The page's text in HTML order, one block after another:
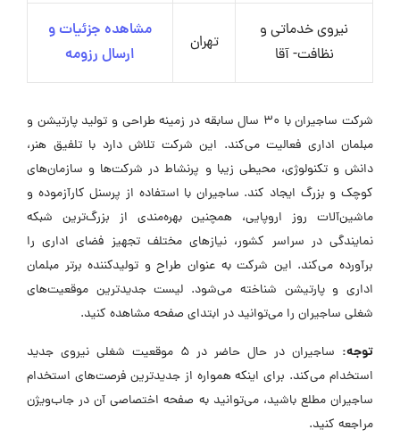
نیروی خدماتی و
نظافت- آقا
تهران
مشاهده جزئیات و
ارسال رزومه
شرکت ساجیران با ۳۰ سال سابقه در زمینه طراحی و تولید پارتیشن و
مبلمان اداری فعالیت می‌کند. این شرکت تلاش دارد با تلفیق هنر،
دانش و تکنولوژی، محیطی زیبا و پرنشاط در شرکت‌ها و سازمان‌های
کوچک و بزرگ ایجاد کند. ساجیران با استفاده از پرسنل کارآزموده و
ماشین‌آلات روز اروپایی، همچنین بهره‌مندی از بزرگ‌ترین شبکه
نمایندگی در سراسر کشور، نیازهای مختلف تجهیز فضای اداری را
برآورده می‌کند. این شرکت به عنوان طراح و تولیدکننده برتر مبلمان
اداری و پارتیشن شناخته می‌شود. لیست جدیدترین موقعیت‌های
شغلی ساجیران را می‌توانید در ابتدای صفحه مشاهده کنید.
توجه:
ساجیران در حال حاضر در ۵ موقعیت شغلی نیروی جدید
استخدام می‌کند. برای اینکه همواره از جدیدترین فرصت‌های استخدام
ساجیران مطلع باشید، می‌توانید به صفحه اختصاصی آن در جاب‌ویژن
مراجعه کنید.